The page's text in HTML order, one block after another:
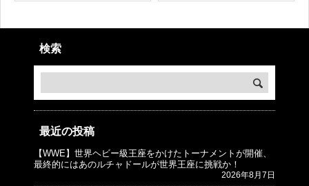
検索
最近の投稿
【WWE】世界ヘビー級王座をかけたトーナメントが開催、
最終的にはあのルチャドールが世界王座に挑戦か！
2026年8月7日
© プロレスJunkie ～WWEの最新情報 USA～